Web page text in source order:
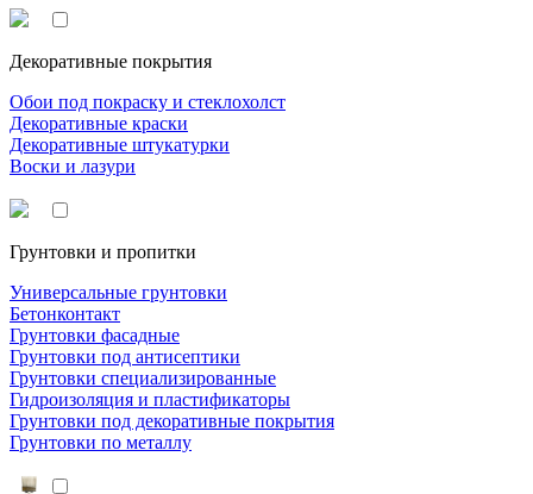
Декоративные покрытия
Обои под покраску и стеклохолст
Декоративные краски
Декоративные штукатурки
Воски и лазури
Грунтовки и пропитки
Универсальные грунтовки
Бетонконтакт
Грунтовки фасадные
Грунтовки под антисептики
Грунтовки специализированные
Гидроизоляция и пластификаторы
Грунтовки под декоративные покрытия
Грунтовки по металлу